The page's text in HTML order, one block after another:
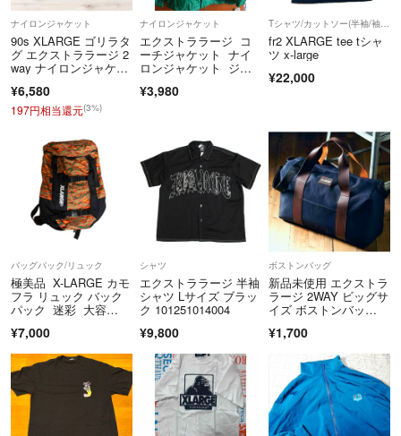
ナイロンジャケット
90s XLARGE ゴリラタ
グ エクストララージ 2
way ナイロンジャケッ
¥6,580
197円相当還元(3%)
ナイロンジャケット
エクストララージ コ
ーチジャケット ナイ
ロンジャケット ジャ
¥3,980
Tシャツ/カットソー(半袖/袖なし)
fr2 XLARGE tee tシャ
ツ x-large
¥22,000
バッグパック/リュック
極美品 X-LARGE カモ
フラ リュック バック
パック 迷彩 大容
¥7,000
シャツ
エクストララージ 半袖
シャツ Lサイズ ブラッ
ク 101251014004
¥9,800
ボストンバッグ
新品未使用 エクストラ
ラージ 2WAY ビッグサ
イズ ボストンバッ
¥1,700